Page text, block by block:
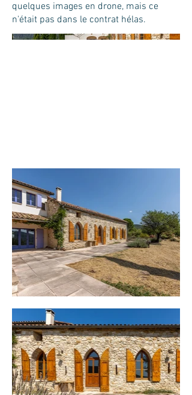
quelques images en drone, mais ce
n'était pas dans le contrat hélas.